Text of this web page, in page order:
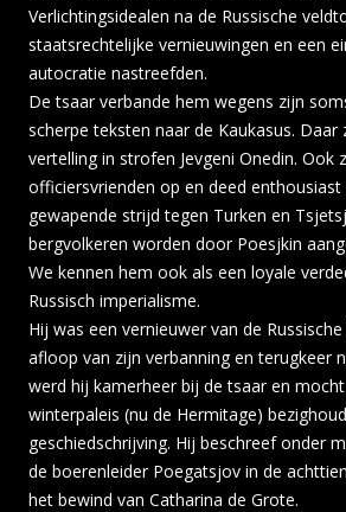
Verlichtings­idealen na de Russische
staatsrechtelijke vernieuwingen en een
autocratie nastreefden.
De tsaar verbande hem wegens zijn
scherpe teksten naar de Kaukasus. Daar
vertelling in strofen Jevgeni Onedin. Ook
officiersvrienden op en deed
gewapende strijd tegen Turken en
bergvolkeren worden door Poesjkin
We kennen hem ook als een loyale
Russisch imperialisme.
Hij was een vernieuwer van de
afloop van zijn verbanning en terugkeer
werd hij kamerheer bij de tsaar en
winterpaleis (nu de Hermitage)
geschiedschrijving. Hij beschreef onder
de boerenleider Poegatsjov in de
het bewind van Catharina de Grote.